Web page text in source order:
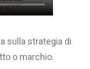
sulla strategia di
o marchio.